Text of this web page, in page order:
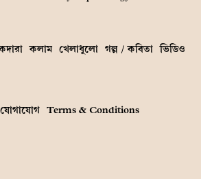
কলাম খেলাধুলো গল্প / কবিতা ভিডিও
যোগাযোগ Terms & Conditions